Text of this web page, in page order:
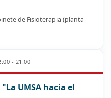
de Fisioterapia (planta
- 21:00
UMSA hacia el